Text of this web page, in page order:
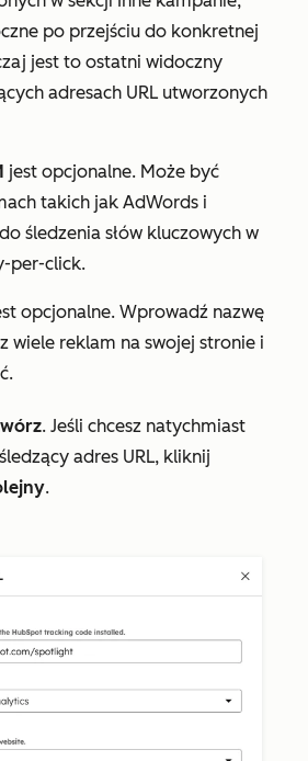
po przejściu do konkretnej
jest to ostatni widoczny
adresach URL utworzonych
jest opcjonalne. Może być
takich jak AdWords i
śledzenia słów kluczowych w
per-click.
opcjonalne. Wprowadź nazwę
wiele reklam na swojej stronie i
. Jeśli chcesz natychmiast
adres URL, kliknij
.